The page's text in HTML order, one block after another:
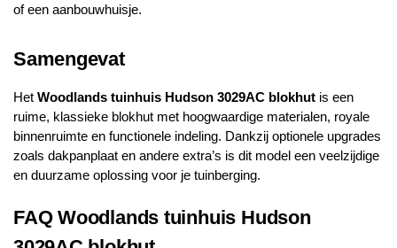
of een aanbouwhuisje.
Samengevat
Het Woodlands tuinhuis Hudson 3029AC blokhut is een
ruime, klassieke blokhut met hoogwaardige materialen, royale
binnenruimte en functionele indeling. Dankzij optionele upgrades
zoals dakpanplaat en andere extra’s is dit model een veelzijdige
en duurzame oplossing voor je tuinberging.
FAQWoodlands tuinhuis Hudson